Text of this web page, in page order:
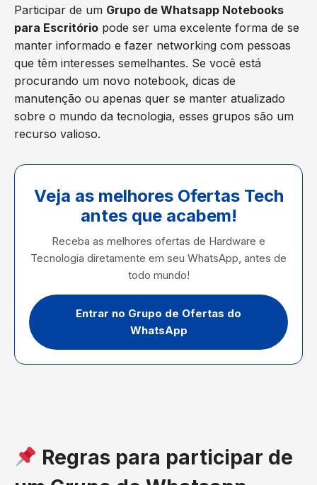
Participar de um Grupo de Whatsapp Notebooks
para Escritório pode ser uma excelente forma de se
manter informado e fazer networking com pessoas
que têm interesses semelhantes. Se você está
procurando um novo notebook, dicas de
manutenção ou apenas quer se manter atualizado
sobre o mundo da tecnologia, esses grupos são um
recurso valioso.
Veja as melhores Ofertas Tech
antes que acabem!
Receba as melhores ofertas de Hardware e
Tecnologia diretamente em seu WhatsApp, antes de
todo mundo!
Entrar no Grupo de Ofertas do
WhatsApp
Regras para participar de